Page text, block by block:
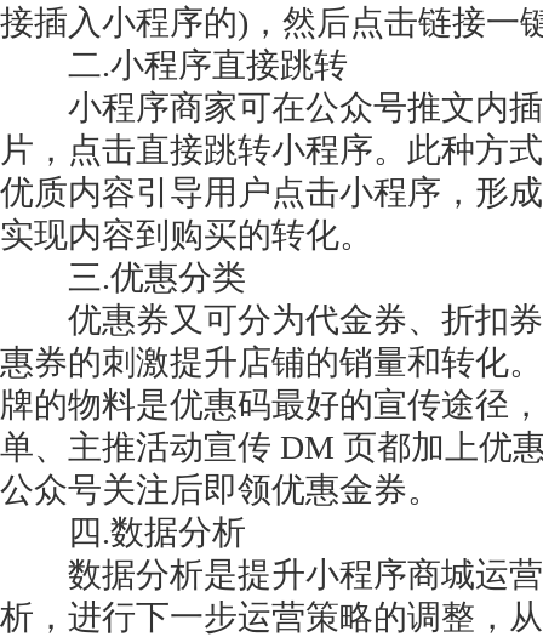
接插入小程序的)，然后点击链接一
二.小程序直接跳转
小程序商家可在公众号推文内插
片，点击直接跳转小程序。此种方
优质内容引导用户点击小程序，形
实现内容到购买的转化。
三.优惠分类
优惠券又可分为代金券、折扣券
惠券的刺激提升店铺的销量和转化
牌的物料是优惠码最好的宣传途径
单、主推活动宣传 DM 页都加上优
公众号关注后即领优惠金券。
四.数据分析
数据分析是提升小程序商城运营
析，进行下一步运营策略的调整，
扫码沟通